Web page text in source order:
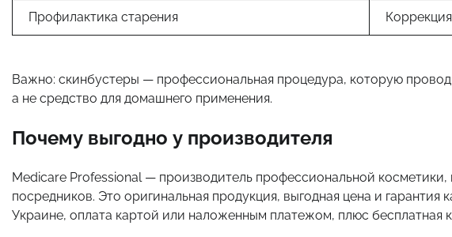
Профилактика старения
Важно: скинбустеры — профессиональная процедура, которую
а не средство для домашнего применения.
Почему выгодно у производителя
Medicare Professional — производитель профессиональной косметики,
посредников. Это оригинальная продукция, выгодная цена и
Украине, оплата картой или наложенным платежом, плюс бесплатная